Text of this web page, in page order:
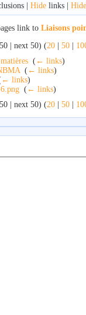
| Hidelinks | Hide
link to Liaisons
| next 50) (20 | 50 |
( ← links)
( ← links)
← links)
( ← links)
| next 50) (20 | 50 |